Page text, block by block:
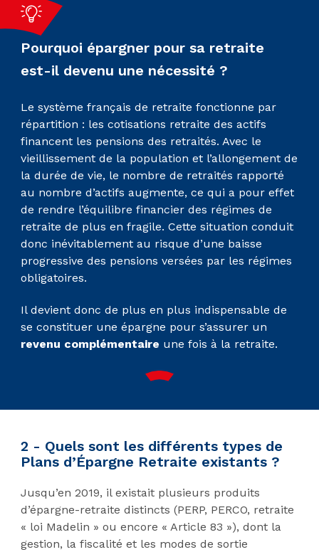
Pourquoi épargner pour sa retraite
est-il devenu une nécessité ?
Le système français de retraite fonctionne par
répartition : les cotisations retraite des actifs
financent les pensions des retraités. Avec le
vieillissement de la population et l’allongement de
la durée de vie, le nombre de retraités rapporté
au nombre d’actifs augmente, ce qui a pour effet
de rendre l’équilibre financier des régimes de
retraite de plus en fragile. Cette situation conduit
donc inévitablement au risque d’une baisse
progressive des pensions versées par les régimes
obligatoires.
Il devient donc de plus en plus indispensable de
se constituer une épargne pour s’assurer un
revenu complémentaire une fois à la retraite.
2 - Quels sont les différents types de
Plans d’Épargne Retraite existants ?
Jusqu’en 2019, il existait plusieurs produits
d’épargne-retraite distincts (PERP, PERCO, retraite
« loi Madelin » ou encore « Article 83 »), dont la
gestion, la fiscalité et les modes de sortie